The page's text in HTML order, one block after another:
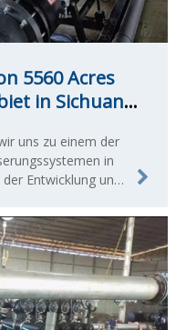
5560 Acres
in Sichuan
uns zu einem der
in
Entwicklung und
verschrieben.